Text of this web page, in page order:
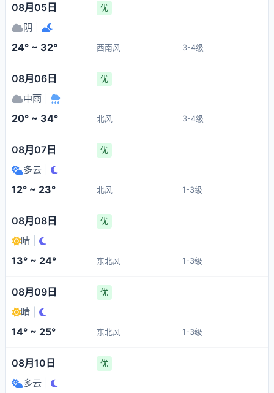
08月05日 优
阴
24° ~ 32° 西南风 3-4级
08月06日 优
中雨
20° ~ 34° 北风 3-4级
08月07日 优
多云
12° ~ 23° 北风 1-3级
08月08日 优
晴
13° ~ 24° 东北风 1-3级
08月09日 优
晴
14° ~ 25° 东北风 1-3级
08月10日 优
多云